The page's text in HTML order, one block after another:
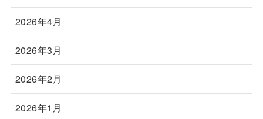
2026年4月
2026年3月
2026年2月
2026年1月